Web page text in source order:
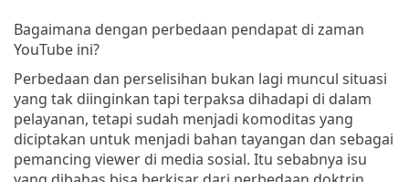
Bagaimana dengan perbedaan pendapat di zaman
YouTube ini?
Perbedaan dan perselisihan bukan lagi muncul situasi
yang tak diinginkan tapi terpaksa dihadapi di dalam
pelayanan, tetapi sudah menjadi komoditas yang
diciptakan untuk menjadi bahan tayangan dan sebagai
pemancing viewer di media sosial. Itu sebabnya isu